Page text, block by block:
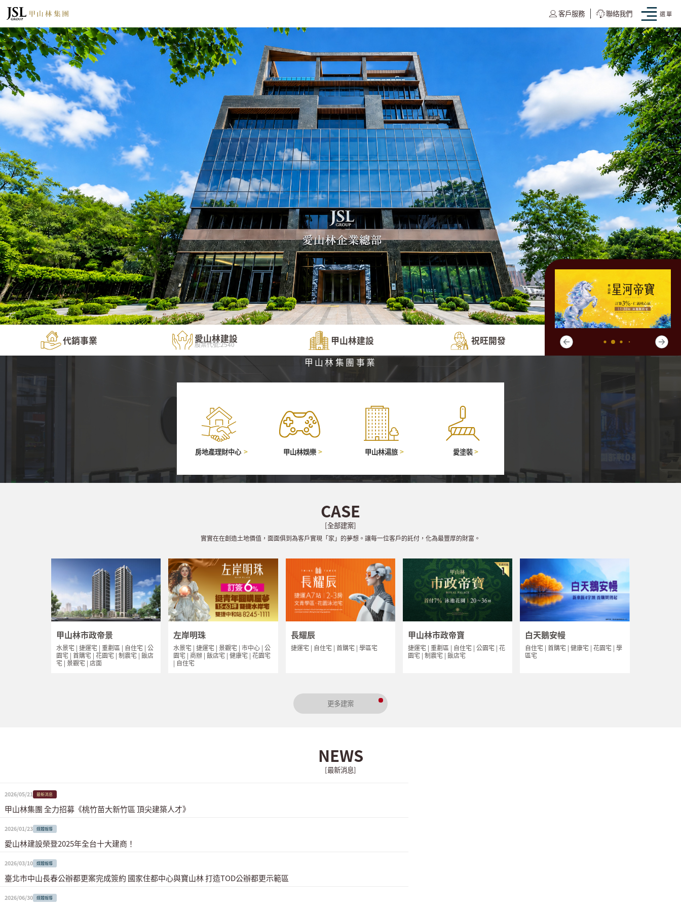
客戶服務 聯絡我們
代銷事業 愛山林建設
股票代號:2540 甲山林建設
祝旺開發
甲山林集團事業
房地產理財中心 甲山林娛樂 甲山林湯旅 愛塗裝
CASE
[全部建案]
實實在在創造土地價值，面面俱到為客戶實現「家」的夢想。讓每一位客戶的託付，化為最豐厚的財富。
甲山林市政帝景
水景宅 | 捷運宅 | 重劃區 | 自住宅 | 公
園宅 | 首購宅 | 花園宅 | 制震宅 | 飯店
宅 | 景觀宅 | 店面
左岸明珠
水景宅 | 捷運宅 | 景觀宅 | 市中心 | 公
園宅 | 商辦 | 飯店宅 | 健康宅 | 花園宅
| 自住宅
長耀辰
捷運宅 | 自住宅 | 首購宅 | 學區宅
甲山林市政帝寶
捷運宅 | 重劃區 | 自住宅 | 公園宅 | 花
園宅 | 制震宅 | 飯店宅
白天鵝安幔
自住宅 | 首購宅 | 健康宅 | 花園宅 | 學
區宅
更多建案
NEWS
[最新消息]
2026/05/21 最新消息
甲山林集團 全力招募《桃竹苗大新竹區 頂尖建築人才》
2026/01/23 媒體報導
愛山林建設榮登2025年全台十大建商！
2026/03/10 媒體報導
臺北市中山長春公辦都更案完成簽約 國家住都中心與寶山林 打造TOD公辦都更示範區
2026/06/30 媒體報導